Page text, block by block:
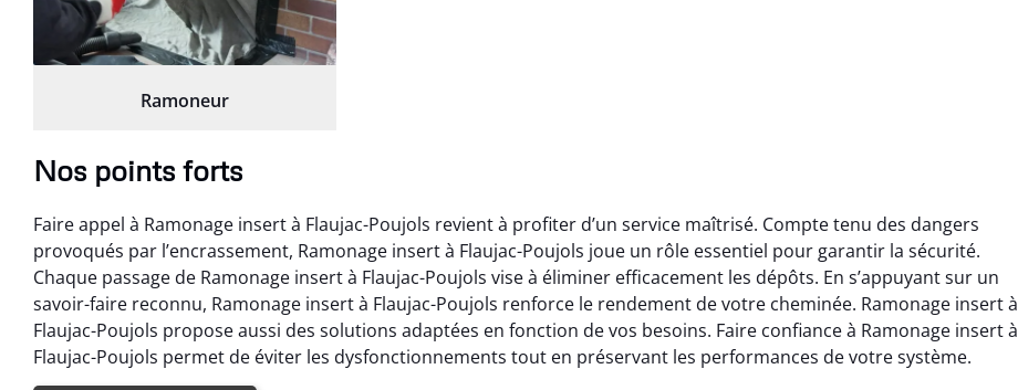
Ramoneur
Nos points forts
Faire appel à Ramonage insert à Flaujac-Poujols revient à profiter d’un service maîtrisé. Compte tenu des dangers
provoqués par l’encrassement, Ramonage insert à Flaujac-Poujols joue un rôle essentiel pour garantir la sécurité.
Chaque passage de Ramonage insert à Flaujac-Poujols vise à éliminer efficacement les dépôts. En s’appuyant sur un
savoir-faire reconnu, Ramonage insert à Flaujac-Poujols renforce le rendement de votre cheminée. Ramonage insert à
Flaujac-Poujols propose aussi des solutions adaptées en fonction de vos besoins. Faire confiance à Ramonage insert à
Flaujac-Poujols permet de éviter les dysfonctionnements tout en préservant les performances de votre système.